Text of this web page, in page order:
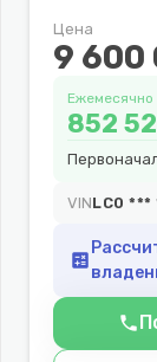
Цена
9 600
Ежемесячно
852
VINLC0
calculate
phone